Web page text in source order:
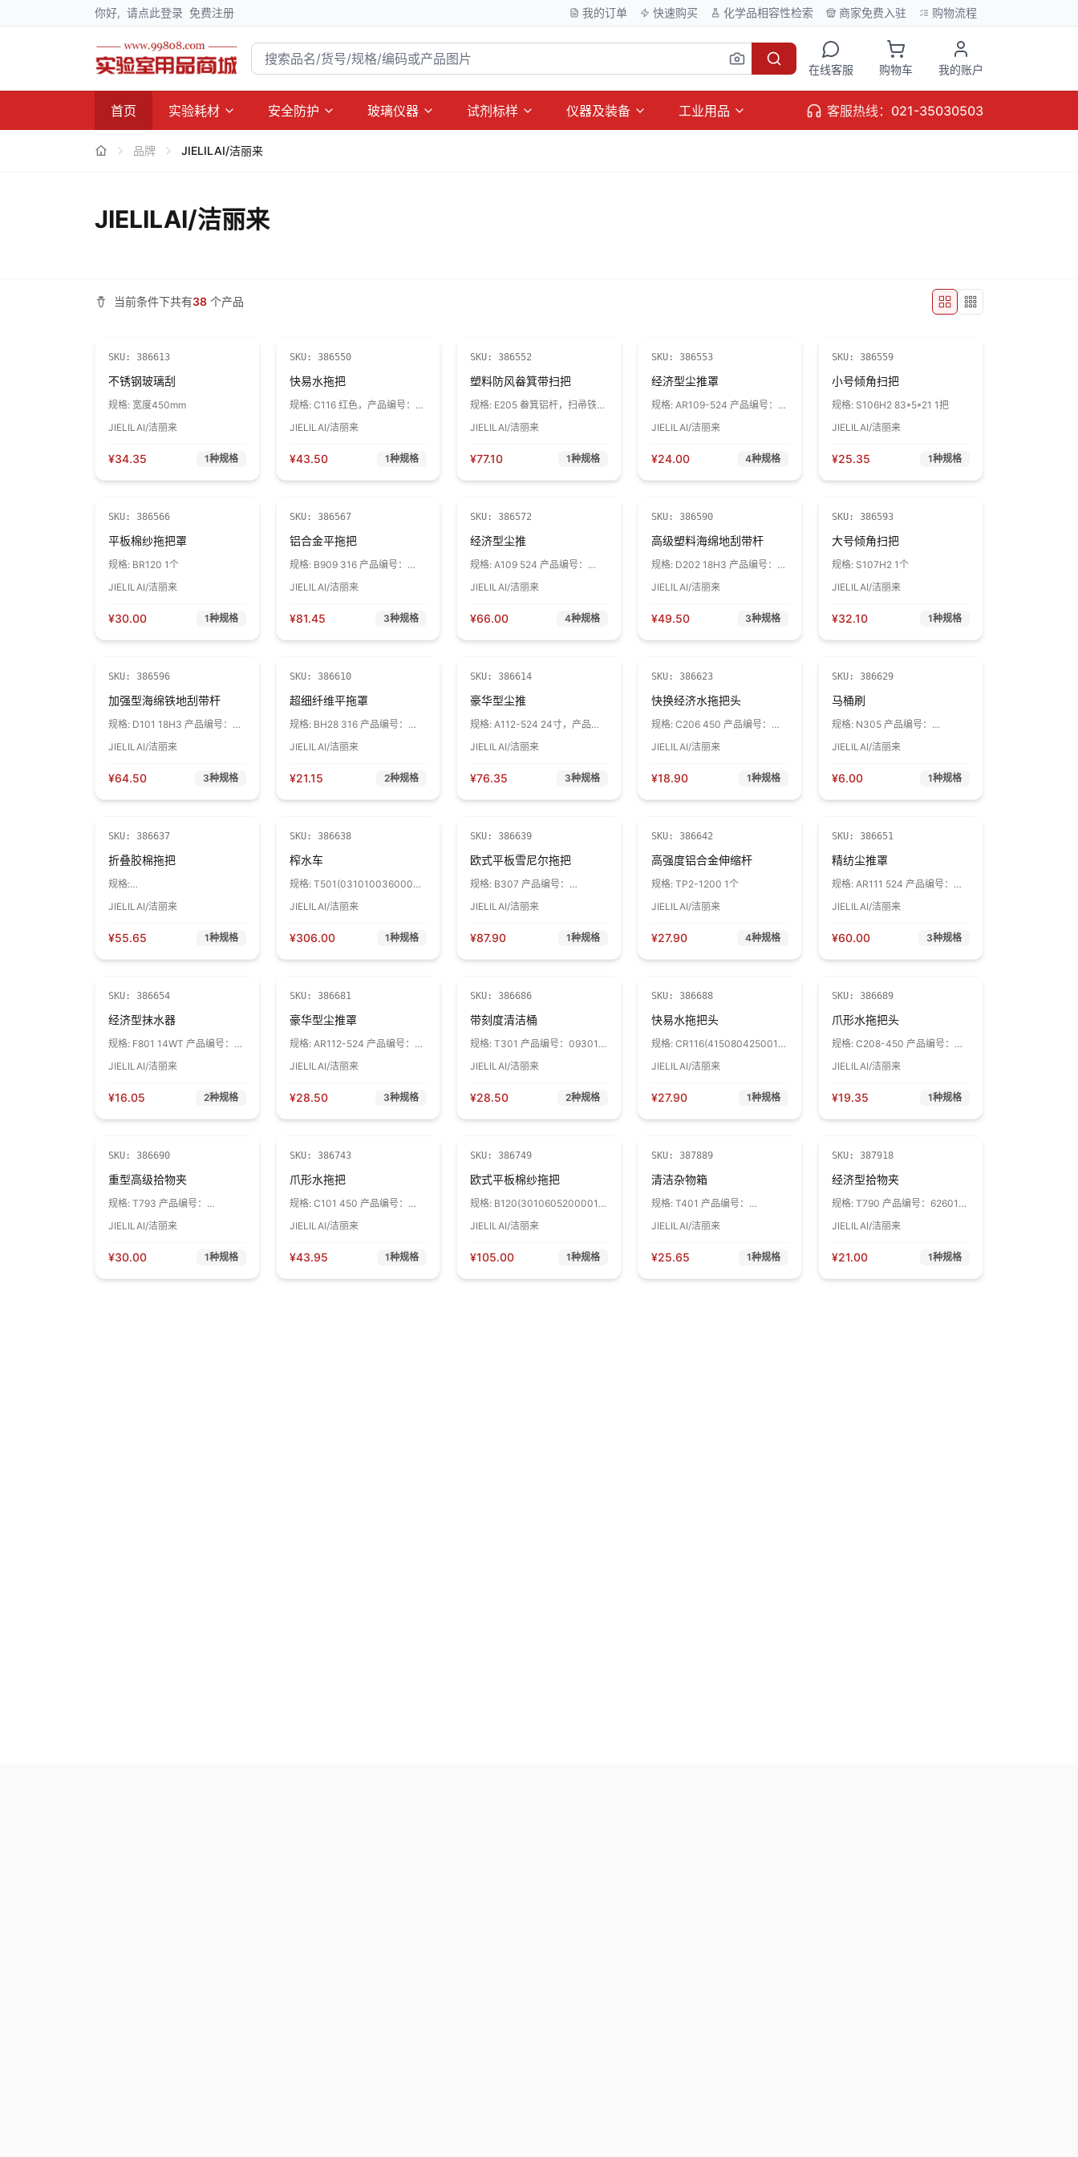
你好, 请点此登录 免费注册 我的订单 快速购买 化学品相容性检索 商家免费入驻 购物流程
在线客服 购物车 我的账户
首页 实验耗材 安全防护 玻璃仪器 试剂标样 仪器及装备 工业用品 客服热线：021-35030503
品牌 JIELILAI/洁丽来
JIELILAI/洁丽来
当前条件下共有38 个产品
SKU: 386613
不锈钢玻璃刮
规格: 宽度450mm
JIELILAI/洁丽来
¥34.35 1种规格
SKU: 386550
快易水拖把
规格: C116 红色，产品编号：
JIELILAI/洁丽来
¥43.50 1种规格
SKU:386552
塑料防风畚箕带扫把
规格: E205 畚箕铝杆，扫帚铁杆
JIELILAI/洁丽来
¥77.10 1种规格
SKU: 386553
经济型尘推罩
规格: AR109-524 产品编号：
JIELILAI/洁丽来
¥24.00 4种规格
SKU:386559
小号倾角扫把
规格: S106H2 83*5*21 1把
JIELILAI/洁丽来
¥25.35 1种规格
SKU: 386566
平板棉纱拖把罩
规格: BR120 1个
JIELILAI/洁丽来
¥30.00 1种规格
SKU: 386567
铝合金平拖把
规格: B909 316 产品编号：
JIELILAI/洁丽来
¥81.45 3种规格
SKU:386572
经济型尘推
规格:A109 524 产品编号：
JIELILAI/洁丽来
¥66.00 4种规格
SKU: 386590
高级塑料海绵地刮带杆
规格: D202 18H3 产品编号：
JIELILAI/洁丽来
¥49.50 3种规格
SKU:386593
大号倾角扫把
规格: S107H2 1个
JIELILAI/洁丽来
¥32.10 1种规格
SKU: 386596
加强型海绵铁地刮带杆
规格: D101 18H3 产品编号：
JIELILAI/洁丽来
¥64.50 3种规格
SKU: 386610
超细纤维平拖罩
规格: BH28 316 产品编号：
JIELILAI/洁丽来
¥21.15 2种规格
SKU:386614
豪华型尘推
规格:A112-524 24寸，产品编
JIELILAI/洁丽来
¥76.35 3种规格
SKU: 386623
快换经济水拖把头
规格: C206 450 产品编号：
JIELILAI/洁丽来
¥18.90 1种规格
SKU:386629
马桶刷
规格: N305 产品编号：
JIELILAI/洁丽来
¥6.00 1种规格
SKU: 386637
折叠胶棉拖把
规格:
JIELILAI/洁丽来
¥55.65 1种规格
SKU: 386638
榨水车
规格: T501(0310100360003)
JIELILAI/洁丽来
¥306.00 1种规格
SKU:386639
欧式平板雪尼尔拖把
规格: B307 产品编号：
JIELILAI/洁丽来
¥87.90 1种规格
SKU: 386642
高强度铝合金伸缩杆
规格: TP2-1200 1个
JIELILAI/洁丽来
¥27.90 4种规格
SKU:386651
精纺尘推罩
规格:AR111 524 产品编号：
JIELILAI/洁丽来
¥60.00 3种规格
SKU: 386654
经济型抹水器
规格: F801 14WT 产品编号：
JIELILAI/洁丽来
¥16.05 2种规格
SKU: 386681
豪华型尘推罩
规格: AR112-524 产品编号：
JIELILAI/洁丽来
¥28.50 3种规格
SKU:386686
带刻度清洁桶
规格:T301 产品编号：09301
JIELILAI/洁丽来
¥28.50 2种规格
SKU: 386688
快易水拖把头
规格: CR116(4150804250019)
JIELILAI/洁丽来
¥27.90 1种规格
SKU:386689
爪形水拖把头
规格:C208-450 产品编号：
选 1个
JIELILAI/洁丽来
¥19.35 1种规格
SKU: 386690
重型高级拾物夹
规格: T793 产品编号：
JIELILAI/洁丽来
¥30.00 1种规格
SKU: 386743
爪形水拖把
规格: C101 450 产品编号：
JIELILAI/洁丽来
¥43.95 1种规格
SKU:386749
欧式平板棉纱拖把
规格: B120(3010605200001)
JIELILAI/洁丽来
¥105.00 1种规格
SKU: 387889
清洁杂物箱
规格: T401 产品编号：
JIELILAI/洁丽来
¥25.65 1种规格
SKU:387918
经济型拾物夹
规格:T790 产品编号：62601。
JIELILAI/洁丽来
¥21.00 1种规格